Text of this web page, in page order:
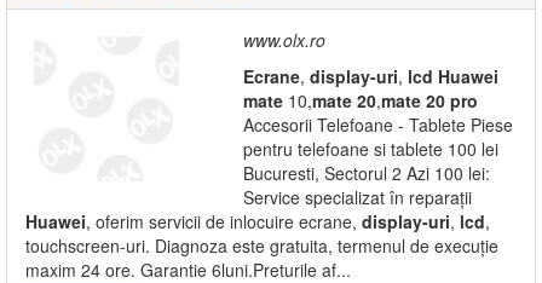
www.olx.ro
Ecrane, display-uri, lcd Huawei
mate 10,mate 20,mate 20 pro
Accesorii Telefoane - Tablete Piese
pentru telefoane si tablete 100 lei
Bucuresti, Sectorul 2 Azi 100 lei:
Service specializat în reparații
Huawei, oferim servicii de inlocuire ecrane, display-uri, lcd,
touchscreen-uri. Diagnoza este gratuita, termenul de execuție
maxim 24 ore. Garantie 6luni.Preturile af...